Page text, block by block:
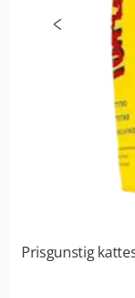
Prisgunstig